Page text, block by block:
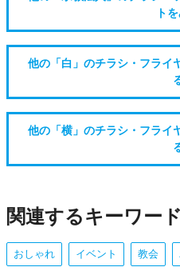
ト
他の「白」のチラシ・フライ
他の「横」のチラシ・フライ
関連するキーワード
おしゃれ イベント 教会